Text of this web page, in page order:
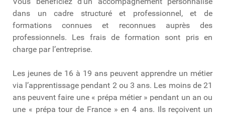
dans un cadre structuré et professionnel, et de
formations connues et reconnues auprès des
professionnels. Les frais de formation sont pris en
charge par l’entreprise.
Les jeunes de 16 à 19 ans peuvent apprendre un métier
via l’apprentissage pendant 2 ou 3 ans. Les moins de 21
ans peuvent faire une « prépa métier » pendant un an ou
une « prépa tour de France » en 4 ans. Ils reçoivent un